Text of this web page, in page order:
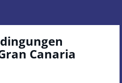
Canaria